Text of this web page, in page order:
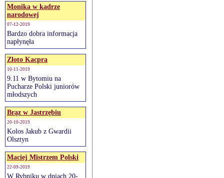
Monika w kadrze
narodowej
07-12-2019
Bardzo dobra informacja
napłynęła
Złoto Kacpra
10-11-2019
9.11 w Bytomiu na
Pucharze Polski juniorów
młodszych
Brąz w Jastrzębiu
20-10-2019
Kolos Jakub z Gwardii
Olsztyn
Maciej Mistrzem Polski
22-09-2019
W Rybniku w dniach 20-